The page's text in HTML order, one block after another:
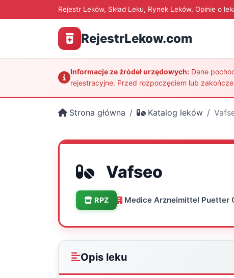
Rejestr Leków, Skład Leku, Rynek Leków, Opinie o
RejestrLekow.com
Informacje ze źródeł urzędowych: Dane
rejestracyjne. Przed rozpoczęciem lub
Strona główna Katalog leków
Vafseo
RPZ Medice Arzneimittel Puetter
Opis leku